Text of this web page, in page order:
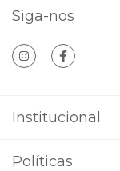
Siga-nos
Institucional
Políticas